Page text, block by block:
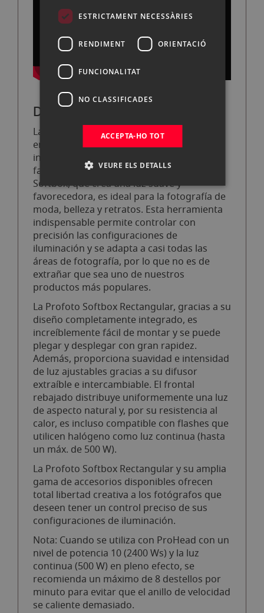
Descripción general
La Profoto Softbox Rectangular se monta
en segundos gracias a su speedring
integrado. Está diseñada pensando en la
facilidad de uso y la versatilidad. Esta
Softbox, que crea una luz suave y
favorecedora, es ideal para la fotografía de
moda, belleza y retratos. Esta herramienta
indispensable permite controlar con
precisión las configuraciones de
iluminación y se adapta a casi todas las
áreas de fotografía, por lo que no es de
extrañar que sea uno de nuestros
productos más populares.
La Profoto Softbox Rectangular, gracias a su
diseño completamente integrado, es
increíblemente fácil de montar y se puede
plegar y desplegar con gran rapidez.
Además, proporciona suavidad e intensidad
de luz ajustables gracias a su difusor
extraíble e intercambiable. El frontal
rebajado distribuye uniformemente una luz
de aspecto natural y, por su resistencia al
calor, es incluso compatible con flashes que
utilicen halógeno como luz continua (hasta
un máx. de 500 W).
La Profoto Softbox Rectangular y su amplia
gama de accesorios disponibles ofrecen
total libertad creativa a los fotógrafos que
deseen tener un control preciso de sus
configuraciones de iluminación.
Nota: Cuando se utiliza con ProHead con un
nivel de potencia 10 (2400 Ws) y la luz
continua (500 W) en pleno efecto, se
recomienda un máximo de 8 destellos por
minuto para evitar que el anillo de velocidad
se caliente demasiado.
ESTRICTAMENT NECESSÀRIES
RENDIMENT ORIENTACIÓ
FUNCIONALITAT
NO CLASSIFICADES
ACCEPTA-HO TOT
VEURE ELS DETALLS